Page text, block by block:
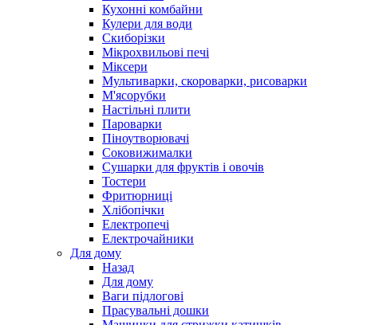
Кухонні комбайни
Кулери для води
Скиборізки
Мікрохвильові печі
Міксери
Мультиварки, скороварки, рисоварки
М'ясорубки
Настільні плити
Пароварки
Піноутворювачі
Соковижималки
Сушарки для фруктів і овочів
Тостери
Фритюрниці
Хлібопічки
Електропечі
Електрочайники
Для дому
Назад
Для дому
Ваги підлогові
Прасувальні дошки